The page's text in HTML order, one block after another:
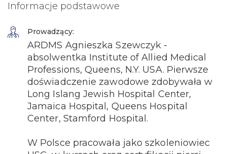
Informacje podstawowe
Prowadzący:
ARDMS Agnieszka Szewczyk -
absolwentka Institute of Allied Medical
Professions, Queens, N.Y. USA. Pierwsze
doświadczenie zawodowe zdobywała w
Long Islang Jewish Hospital Center,
Jamaica Hospital, Queens Hospital
Center, Stamford Hospital.
W Polsce pracowała jako szkoleniowiec